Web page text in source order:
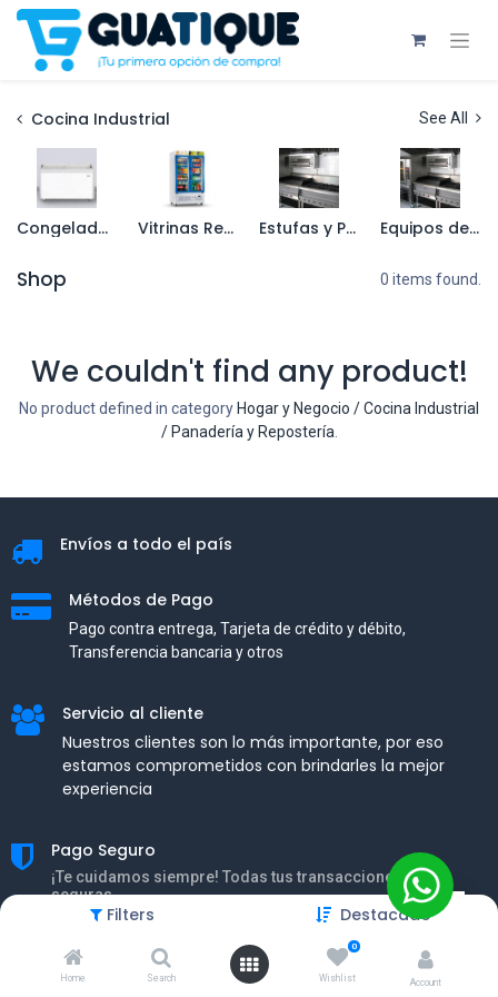
Filters Destacado
Home Search
0
Wishlist Account
Cocina Industrial See All
Congeladores Vitrinas Refrigeradas Estufas y Planchas Industriales Equipos de Cocción
Shop 0 items found.
We couldn't find any product!
No product defined in category Hogar y Negocio / Cocina Industrial
/ Panadería y Repostería
Envíos a todo el país
Métodos de Pago
Pago contra entrega, Tarjeta de crédito y débito,
Transferencia bancaria y otros
Servicio al cliente
Nuestros clientes son lo más importante, por eso
estamos comprometidos con brindarles la mejor
experiencia
Pago Seguro
¡Te cuidamos siempre! Todas tus transacciones son
seguras.